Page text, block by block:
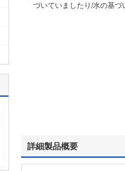
づいていましたり/水の基
詳細製品概要